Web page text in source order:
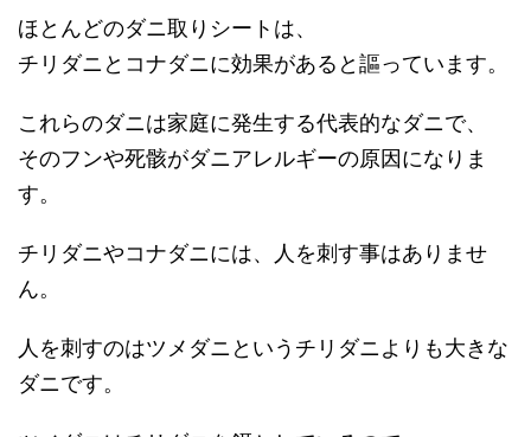
ほとんどのダニ取りシートは、
チリダニとコナダニに効果があると謳っています。
これらのダニは家庭に発生する代表的なダニで、
そのフンや死骸がダニアレルギーの原因になりま
す。
チリダニやコナダニには、人を刺す事はありませ
ん。
人を刺すのはツメダニというチリダニよりも大きな
ダニです。